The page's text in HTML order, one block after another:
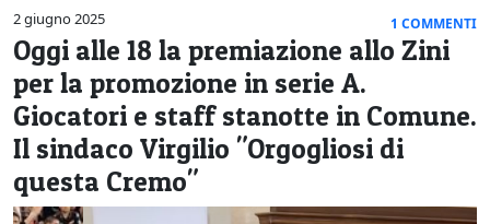
CULTURA
LA STORIA
SPETTACOLI
L'EDITORIALE
SEZIONI
2 giugno 2025 1 COMMENTI
Oggi alle 18 la premiazione allo Zini
per la promozione in serie A.
Giocatori e staff stanotte in Comune.
Il sindaco Virgilio "Orgogliosi di
questa Cremo"